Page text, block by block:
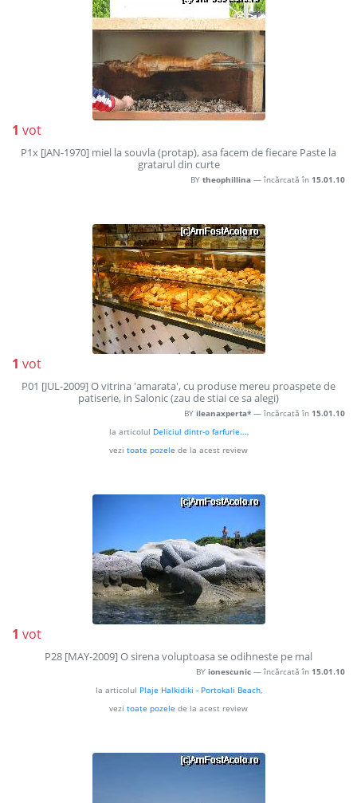
1 vot
P1x [JAN-1970] miel la souvla (protap), asa facem de fiecare Paste la
gratarul din curte
BY theophillina — încărcată în 15.01.10
1 vot
P01 [JUL-2009] O vitrina 'amarata', cu produse mereu proaspete de
patiserie, in Salonic (zau de stiai ce sa alegi)
BY ileanaxperta* — încărcată în 15.01.10
la articolul Deliciul dintr-o farfurie...,
vezi toate pozele de la acest review
1 vot
P28 [MAY-2009] O sirena voluptoasa se odihneste pe mal
BY ionescunic — încărcată în 15.01.10
la articolul Plaje Halkidiki - Portokali Beach,
vezi toate pozele de la acest review